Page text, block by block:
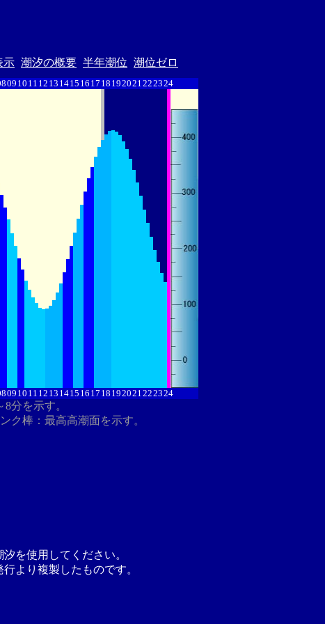
示 潮汐の概要 半年潮位 潮位ゼロ
09 10 11 12 13 1415 16 17 18 192021222324
09 10 11 12 13 1415 16 17 18 192021222324
分を示す。
ク棒：最高高潮面を示す。
を使用してください。
より複製したものです。